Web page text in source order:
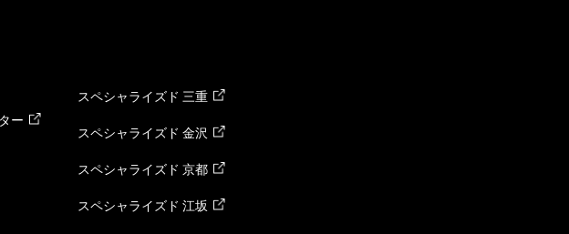
ー
スペシャライズド 三重
スペシャライズド 金沢
スペシャライズド 京都
スペシャライズド 江坂